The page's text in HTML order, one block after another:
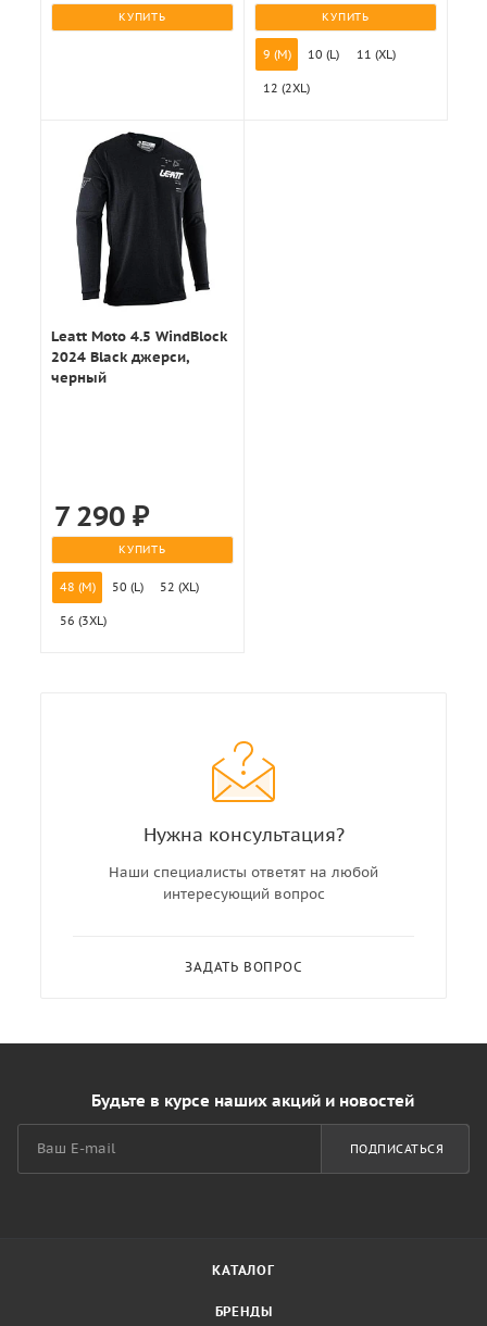
КУПИТЬ КУПИТЬ
9 (M) 10 (L) 11 (XL)
12 (2XL)
Leatt Moto 4.5 WindBlock
2024 Black джерси,
черный
7 290₽
КУПИТЬ
48 (M) 50 (L) 52 (XL)
56 (3XL)
Нужна консультация?
Наши специалисты ответят на любой
интересующий вопрос
ЗАДАТЬ ВОПРОС
Будьте в курсе наших акций и новостей
ПОДПИСАТЬСЯ
КАТАЛОГ
БРЕНДЫ